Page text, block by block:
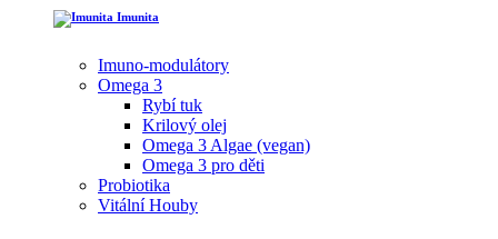
Imunita
Imuno-modulátory
Omega 3
Rybí tuk
Krilový olej
Omega 3 Algae (vegan)
Omega 3 pro děti
Probiotika
Vitální Houby